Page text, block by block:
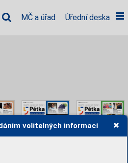
volitelných informací
MČ a úřad Úřední deska